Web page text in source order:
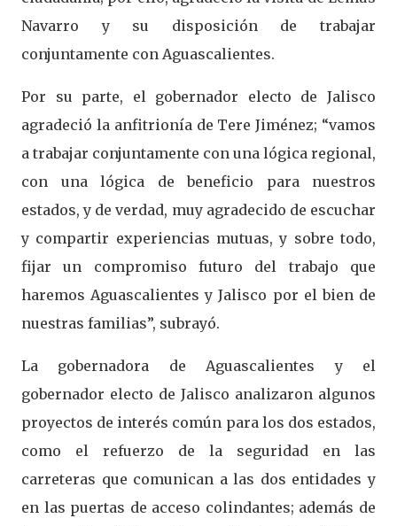
Navarro y su disposición de trabajar
conjuntamente con Aguascalientes.
Por su parte, el gobernador electo de Jalisco
agradeció la anfitrionía de Tere Jiménez; “vamos
a trabajar conjuntamente con una lógica regional,
con una lógica de beneficio para nuestros
estados, y de verdad, muy agradecido de escuchar
y compartir experiencias mutuas, y sobre todo,
fijar un compromiso futuro del trabajo que
haremos Aguascalientes y Jalisco por el bien de
nuestras familias”, subrayó.
La gobernadora de Aguascalientes y el
gobernador electo de Jalisco analizaron algunos
proyectos de interés común para los dos estados,
como el refuerzo de la seguridad en las
carreteras que comunican a las dos entidades y
en las puertas de acceso colindantes; además de